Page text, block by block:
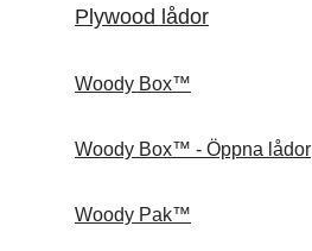
Plywood lådor
Woody Box™
Woody Box™ - Öppna lådor
Woody Pak™